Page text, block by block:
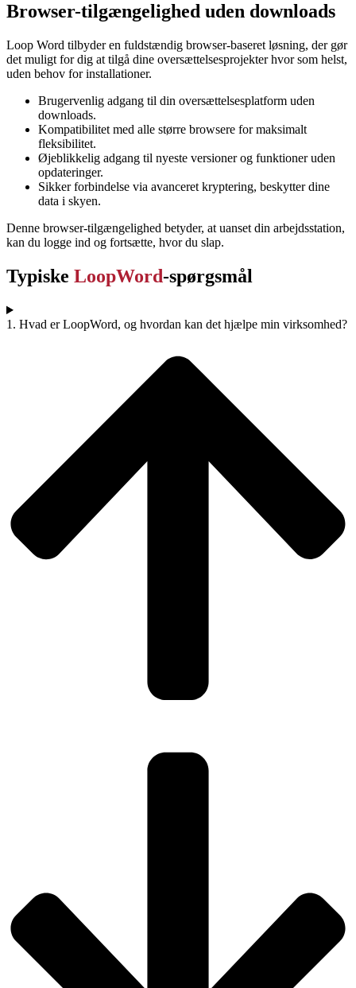
Browser-tilgængelighed uden downloads
Loop Word tilbyder en fuldstændig browser-baseret løsning, der gør
det muligt for dig at tilgå dine oversættelsesprojekter hvor som helst,
uden behov for installationer.
Brugervenlig adgang til din oversættelsesplatform uden
downloads.
Kompatibilitet med alle større browsere for maksimalt
fleksibilitet.
Øjeblikkelig adgang til nyeste versioner og funktioner uden
opdateringer.
Sikker forbindelse via avanceret kryptering, beskytter dine
data i skyen.
Denne browser-tilgængelighed betyder, at uanset din arbejdsstation,
kan du logge ind og fortsætte, hvor du slap.
Typiske LoopWord-spørgsmål
1. Hvad er LoopWord, og hvordan kan det hjælpe min virksomhed?